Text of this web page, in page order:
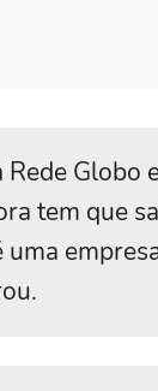
Rede Globo
tem que
uma